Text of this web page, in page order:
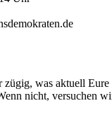
was aktuell
nicht, versuchen